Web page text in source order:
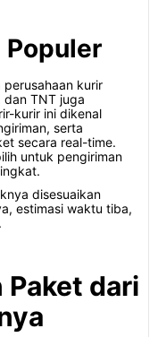
perusahaan kurir
dan TNT juga
kurir ini dikenal
serta
secara real-time.
untuk pengiriman
disesuaikan
estimasi waktu tiba,
Paket dari